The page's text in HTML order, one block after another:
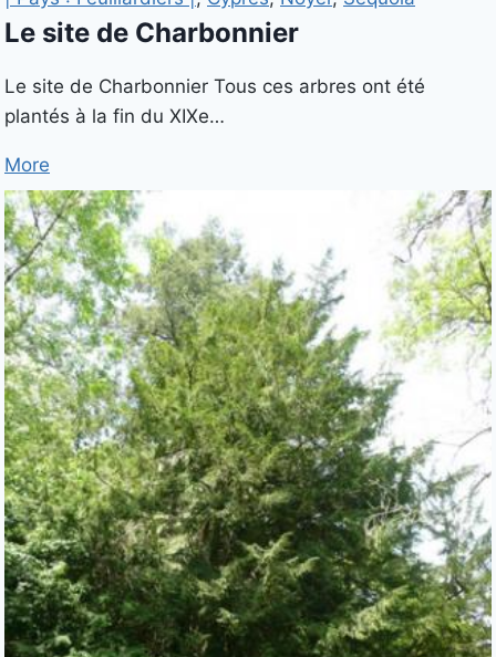
Le site de Charbonnier
Le site de Charbonnier Tous ces arbres ont été
plantés à la fin du XIXe…
More